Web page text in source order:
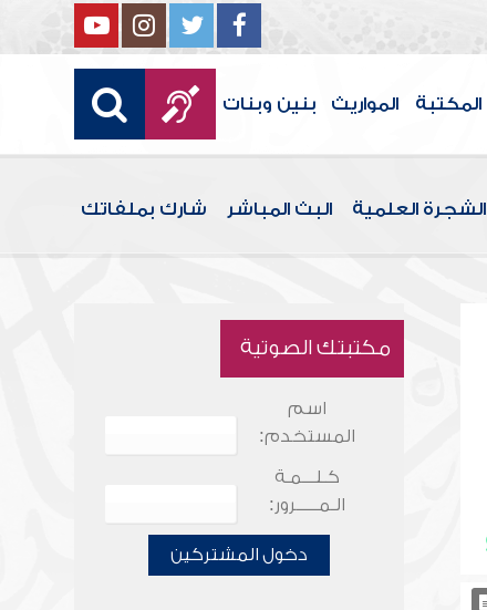
المكتبة المواريث بنين وبنات
الشجرة العلمية البث المباشر شارك بملفاتك
مكتبتك الصوتية
اسم
المستخدم:
كـلـــمـة
الـمـــــرور:
دخول المشتركين